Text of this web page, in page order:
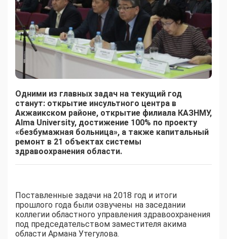
Одними из главных задач на текущий год
станут: открытие инсультного центра в
Акжаикском районе, открытие филиала КАЗНМУ,
Alma University, достижение 100% по проекту
«безбумажная больница», а также капитальный
ремонт в 21 объектах системы
здравоохранения области.
Поставленные задачи на 2018 год и итоги
прошлого года были озвучены на заседании
коллегии областного управления здравоохранения
под председательством заместителя акима
области Армана Утегулова.